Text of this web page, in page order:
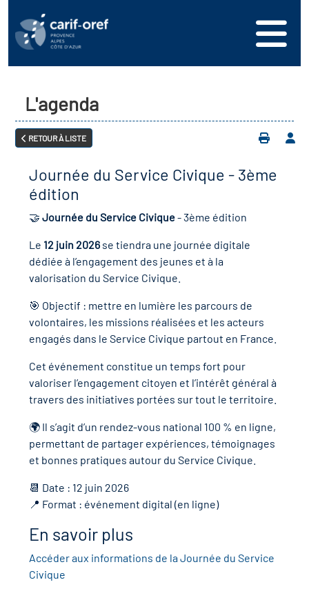
formation
de l'offre de
en région
en santé et sécurité au
les métiers
clés métiers et
lieu d'information ou
des territoires
Partenariale de la
(OPC)
Régional d’Observation
des métiers en
des transitions
de l'Economie
Solidaire (ESS)
du secteur sanitaire
de l'Industrie
connecter
votre offre de
L'agenda
RETOUR À LISTE
Journée du Service Civique - 3ème
édition
🤝 Journée du Service Civique- 3ème édition
Le 12 juin 2026 se tiendra une journée digitale
dédiée à l’engagement des jeunes et à la
valorisation du Service Civique.
🎯 Objectif : mettre en lumière les parcours de
volontaires, les missions réalisées et les acteurs
engagés dans le Service Civique partout en France.
Cet événement constitue un temps fort pour
valoriser l’engagement citoyen et l’intérêt général à
travers des initiatives portées sur tout le territoire.
🌍 Il s’agit d’un rendez-vous national 100 % en ligne,
permettant de partager expériences, témoignages
et bonnes pratiques autour du Service Civique.
📆 Date : 12 juin 2026
📍 Format : événement digital (en ligne)
En savoir plus
Accéder aux informations de la Journée du Service
Civique